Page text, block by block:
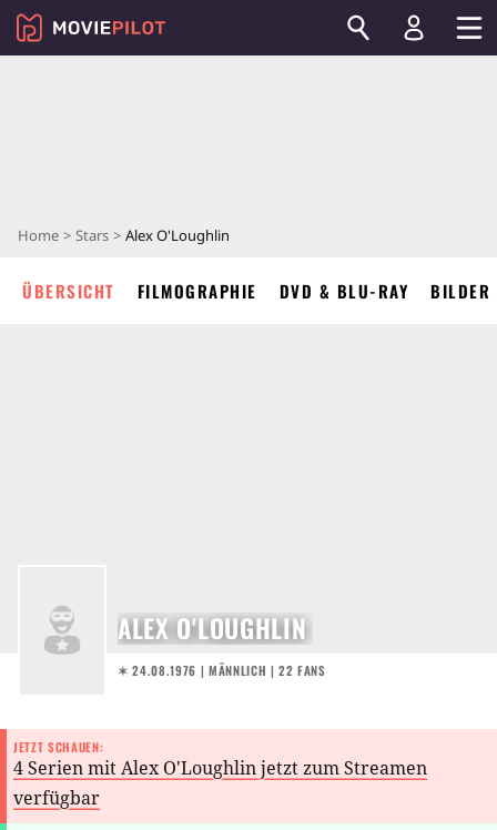
Home Stars Alex O'Loughlin
ÜBERSICHT FILMOGRAPHIE DVD & BLU-RAY BILDER
ALEX O'LOUGHLIN
✶ 24.08.1976 | MÄNNLICH | 22 FANS
JETZT SCHAUEN:
4 Serien mit Alex O'Loughlin jetzt zum Streamen
verfügbar